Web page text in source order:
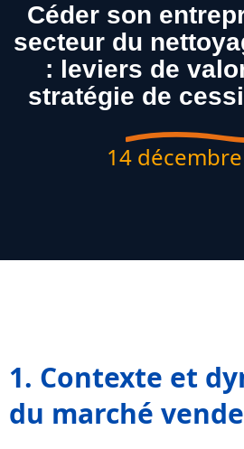
Céder son
secteur du
: leviers de
stratégie de
14
1. Contexte et
du marché